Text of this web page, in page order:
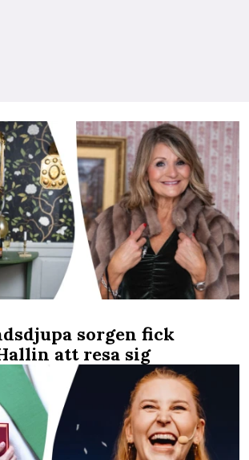
sorgen fick
att resa sig